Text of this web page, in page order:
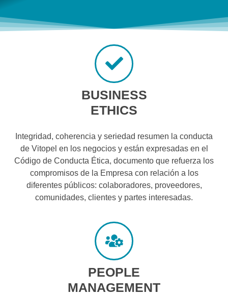
BUSINESS
ETHICS
Integridad, coherencia y seriedad resumen la conducta
de Vitopel en los negocios y están expresadas en el
Código de Conducta Ética, documento que refuerza los
compromisos de la Empresa con relación a los
diferentes públicos: colaboradores, proveedores,
comunidades, clientes y partes interesadas.
PEOPLE
MANAGEMENT